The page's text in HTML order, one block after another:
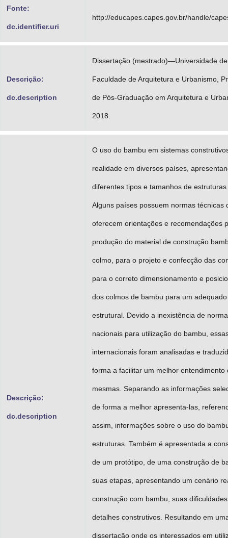
Fonte:
dc.identifier.uri
http://educapes.capes.gov.br/handle/
Descrição:
dc.description
Dissertação (mestrado)—Universidade
Faculdade de Arquitetura e Urbanismo,
de Pós-Graduação em Arquitetura e
2018.
Descrição:
dc.description
O uso do bambu em sistemas
realidade em diversos países,
diferentes tipos e tamanhos de
Alguns países possuem normas técnicas
oferecem orientações e recomendações
produção do material de construção
colmo, para o projeto e confecção das
para o correto dimensionamento e
dos colmos de bambu para um
estrutural. Devido a inexistência de
nacionais para utilização do bambu,
internacionais foram analisadas e
forma a facilitar um melhor entendimento
mesmas. Separando as informações
de forma a melhor apresenta-las,
assim, informações sobre o uso do
estruturas. Também é apresentada a
de um protótipo, de uma construção de
suas etapas, apresentando um cenário
construção com bambu, suas
detalhes construtivos. Resultando em
dissertação onde os interessados em